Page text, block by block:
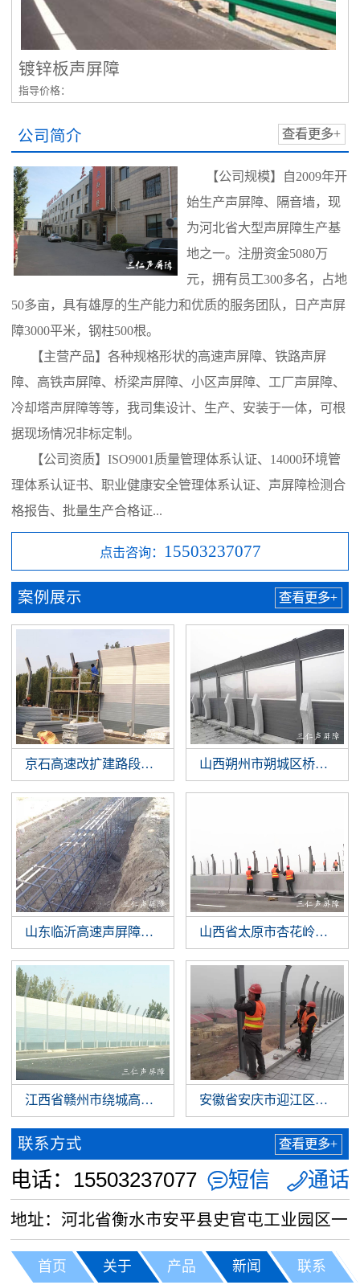
镀锌板声屏障
指导价格：
公司简介 查看更多+
【公司规模】自2009年开
始生产声屏障、隔音墙，现
为河北省大型声屏障生产基
地之一。注册资金5080万
元，拥有员工300多名，占地
50多亩，具有雄厚的生产能力和优质的服务团队，日产声屏
障3000平米，钢柱500根。
【主营产品】各种规格形状的高速声屏障、铁路声屏
障、高铁声屏障、桥梁声屏障、小区声屏障、工厂声屏障、
冷却塔声屏障等等，我司集设计、生产、安装于一体，可根
据现场情况非标定制。
【公司资质】ISO9001质量管理体系认证、14000环境管
理体系认证书、职业健康安全管理体系认证、声屏障检测合
格报告、批量生产合格证...
点击咨询： 15503237077
案例展示 查看更多+
京石高速改扩建路段噪音治理 山西朔州市朔城区桥梁声屏
山东临沂高速声屏障正在施工 山西省太原市杏花岭区桥梁
江西省赣州市绕城高速声屏障工程安徽省安庆市迎江区桥梁声
联系方式 查看更多+
电话：15503237077 短信 通话
地址：河北省衡水市安平县史官屯工业园区一
路6号
首页 关于 产品 新闻 联系